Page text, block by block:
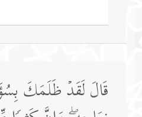
قَالَ لَقَدۡ ظَلَمَكَ